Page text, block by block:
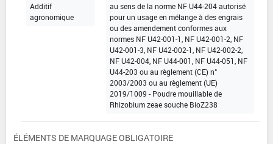
Additif
agronomique
au sens de la norme NF U44-204 autorisé
pour un usage en mélange à des engrais
ou des amendement conformes aux
normes NF U42-001-1, NF U42-001-2, NF
U42-001-3, NF U42-002-1, NF U42-002-2,
NF U42-004, NF U44-001, NF U44-051, NF
U44-203 ou au règlement (CE) n°
2003/2003 ou au règlement (UE)
2019/1009 - Poudre mouillable de
Rhizobium zeae souche BioZ238
ÉLÉMENTS DE MARQUAGE OBLIGATOIRE